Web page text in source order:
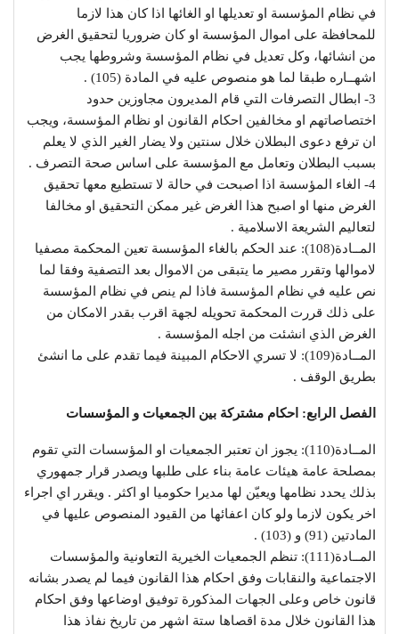
في نظام المؤسسة او تعديلها او الغائها اذا كان هذا لازما
للمحافظة على اموال المؤسسة او كان ضروريا لتحقيق الغرض
من انشائها، وكل تعديل في نظام المؤسسة وشروطها يجب
اشهــاره طبقا لما هو منصوص عليه في المادة (105) .
3- ابطال التصرفات التي قام المديرون مجاوزين حدود
اختصاصاتهم او مخالفين احكام القانون او نظام المؤسسة، ويجب
ان ترفع دعوى البطلان خلال سنتين ولا يضار الغير الذي لا يعلم
بسبب البطلان وتعامل مع المؤسسة على اساس صحة التصرف .
4- الغاء المؤسسة اذا اصبحت في حالة لا تستطيع معها تحقيق
الغرض منها او اصبح هذا الغرض غير ممكن التحقيق او مخالفا
لتعاليم الشريعة الاسلامية .
المــادة(108): عند الحكم بالغاء المؤسسة تعين المحكمة مصفيا
لاموالها وتقرر مصير ما يتبقى من الاموال بعد التصفية وفقا لما
نص عليه في نظام المؤسسة فاذا لم ينص في نظام المؤسسة
على ذلك قررت المحكمة تحويله لجهة اقرب بقدر الامكان من
الغرض الذي انشئت من اجله المؤسسة .
المــادة(109): لا تسري الاحكام المبينة فيما تقدم على ما انشئ
بطريق الوقف .
الفصل الرابع: احكام مشتركة بين الجمعيات و المؤسسات
المــادة(110): يجوز ان تعتبر الجمعيات او المؤسسات التي تقوم
بمصلحة عامة هيئات عامة بناء على طلبها ويصدر قرار جمهوري
بذلك يحدد نظامها ويعيّن لها مديرا حكوميا او اكثر . ويقرر اي اجراء
اخر يكون لازما ولو كان اعفائها من القيود المنصوص عليها في
المادتين (91) و (103) .
المــادة(111): تنظم الجمعيات الخيرية التعاونية والمؤسسات
الاجتماعية والنقابات وفق احكام هذا القانون فيما لم يصدر بشانه
قانون خاص وعلى الجهات المذكورة توفيق اوضاعها وفق احكام
هذا القانون خلال مدة اقصاها ستة اشهر من تاريخ نفاذ هذا